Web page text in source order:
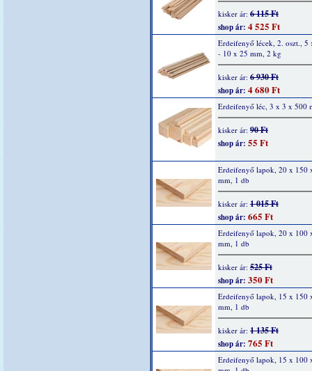
kisker ár: 6 115 Ft
shop ár: 4 525 Ft
Erdeifenyő lécek, 2. oszt., 5
- 10 x 25 mm, 2 kg
kisker ár: 6 930 Ft
shop ár: 4 680 Ft
Erdeifenyő léc, 3 x 3 x 500
kisker ár: 90 Ft
shop ár: 55 Ft
Erdeifenyő lapok, 20 x 150
mm, 1 db
kisker ár: 1 015 Ft
shop ár: 665 Ft
Erdeifenyő lapok, 20 x 100
mm, 1 db
kisker ár: 525 Ft
shop ár: 350 Ft
Erdeifenyő lapok, 15 x 150
mm, 1 db
kisker ár: 1 135 Ft
shop ár: 765 Ft
Erdeifenyő lapok, 15 x 100